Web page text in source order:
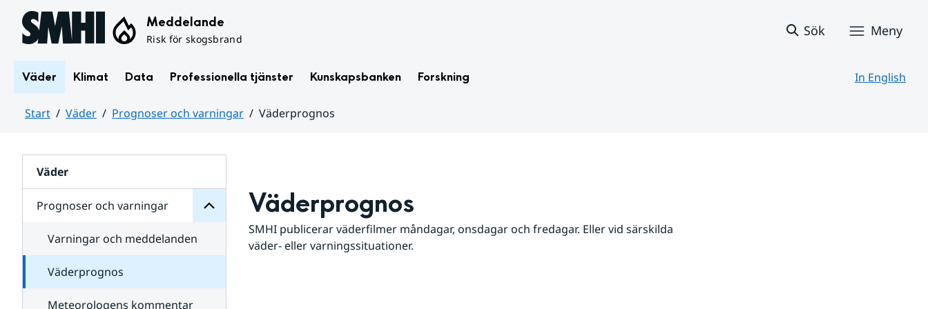
Hoppa till sidans innehåll Meddelande
Risk för skogsbrand
Sök Meny
Väder Klimat Data Professionella tjänster Kunskapsbanken Forskning In English
Start Väder Prognoser och varningar
Väderprognos
Väder
Prognoser och varningar
för
varningar
Varningar och meddelanden
Väderprognos
Meteorologens kommentar
Väderprognos
SMHI publicerar väderfilmer måndagar, onsdagar och fredagar. Eller vid särskilda
väder- eller varningssituationer.